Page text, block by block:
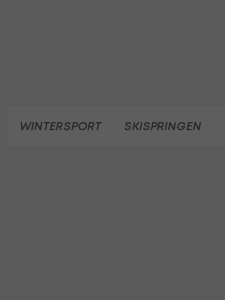
WINTERSPORT SKISPRINGEN